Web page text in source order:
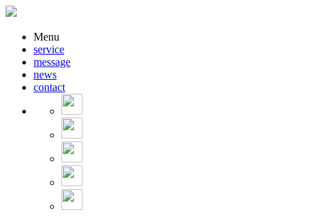
Menu
service
message
news
contact